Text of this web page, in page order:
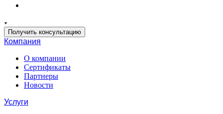
Получить консультацию
Компания
О компании
Сертификаты
Партнеры
Новости
Услуги